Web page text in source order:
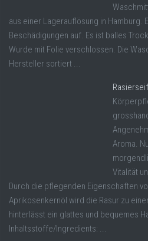
aus einer Lagerauflösung in Hamburg.
Beschädigungen auf. Es ist balles
Wurde mit Folie verschlossen. Die
Hersteller sortiert ...
Aroma.
Vitalität
Durch die pflegenden Eigenschaften
Aprikosenkernöl wird die Rasur zu
hinterlässt ein glattes und bequemes
Inhaltsstoffe/Ingredients: ...